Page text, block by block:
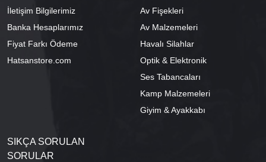
İletişim Bilgilerimiz
Banka Hesaplarımız
Fiyat Farkı Ödeme
Hatsanstore.com
Av Fişekleri
Av Malzemeleri
Havalı Silahlar
Optik & Elektronik
Ses Tabancaları
Kamp Malzemeleri
Giyim & Ayakkabı
SIKÇA SORULAN
SORULAR